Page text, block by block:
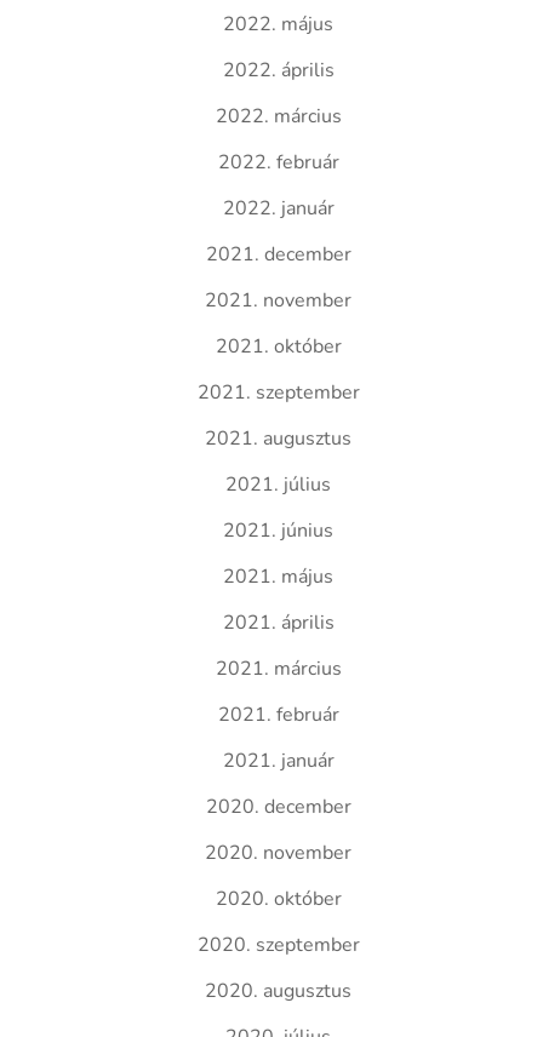
2022. május
2022. április
2022. március
2022. február
2022. január
2021. december
2021. november
2021. október
2021. szeptember
2021. augusztus
2021. július
2021. június
2021. május
2021. április
2021. március
2021. február
2021. január
2020. december
2020. november
2020. október
2020. szeptember
2020. augusztus